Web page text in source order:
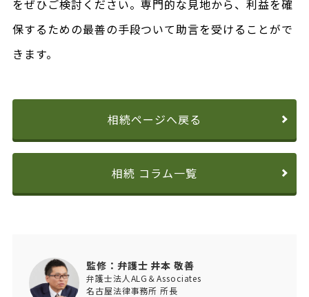
をぜひご検討ください。専門的な見地から、利益を確
保するための最善の手段ついて助言を受けることがで
きます。
相続ページへ戻る
相続 コラム一覧
監修：弁護士 井本 敬善
弁護士法人ALG＆Associates
名古屋法律事務所 所長